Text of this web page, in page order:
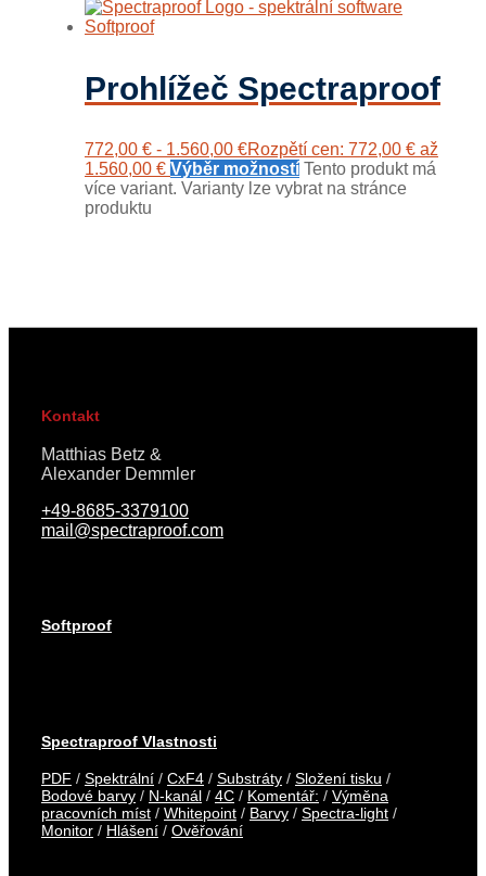
Prohlížeč Spectraproof
772,00 € - 1.560,00 €Rozpětí cen: 772,00 € až
1.560,00 € Výběr možností Tento produkt má
více variant. Varianty lze vybrat na stránce
produktu
Kontakt
Matthias Betz &
Alexander Demmler
+49-8685-3379100
mail@spectraproof.com
Softproof
Spectraproof Vlastnosti
PDF / Spektrální / CxF4 / Substráty / Složení tisku /
Bodové barvy / N-kanál / 4C / Komentář: / Výměna
pracovních míst / Whitepoint / Barvy / Spectra-light /
Monitor / Hlášení / Ověřování